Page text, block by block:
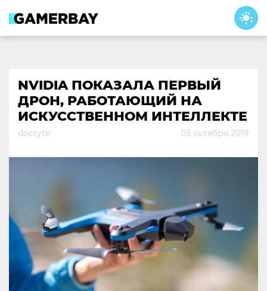
content
NVIDIA ПОКАЗАЛА ПЕРВЫЙ
ДРОН, РАБОТАЮЩИЙ НА
ИСКУССТВЕННОМ ИНТЕЛЛЕКТЕ
docryte 03 октября 2019